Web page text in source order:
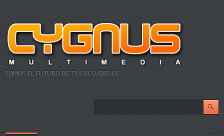
SOMOS EL FUTURO DE TUS RECUERDOS…